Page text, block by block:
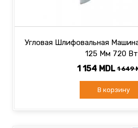
Угловая Шлифовальная
125 Мм 720
1 154 MDL1 649
В корзину